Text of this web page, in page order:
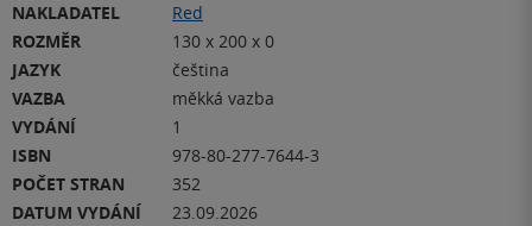
NAKLADATEL
Red
ROZMĚR
130 x 200 x 0
JAZYK
čeština
VAZBA
měkká vazba
VYDÁNÍ
1
ISBN
978-80-277-7644-3
POČET STRAN
352
DATUM VYDÁNÍ
23.09.2026